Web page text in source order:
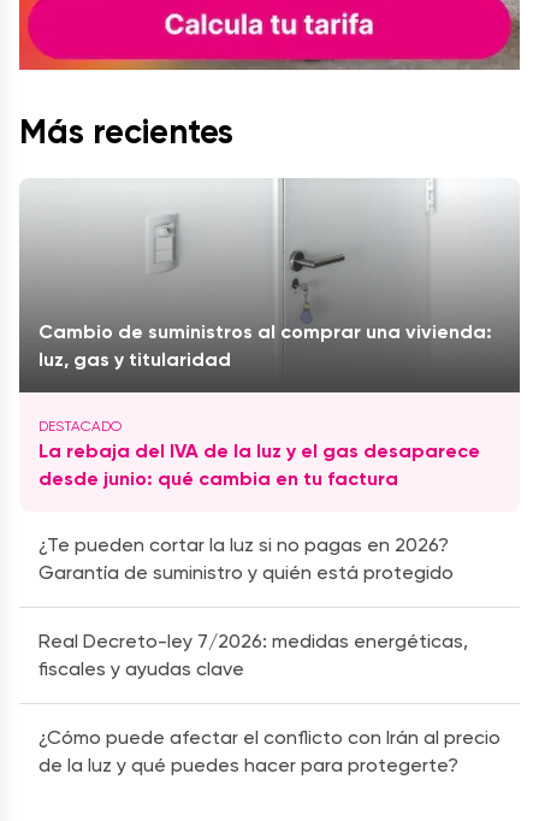
Más recientes
Cambio de suministros al comprar una vivienda:
luz, gas y titularidad
La rebaja del IVA de la luz y el gas desaparece
desde junio: qué cambia en tu factura
¿Te pueden cortar la luz si no pagas en 2026?
Garantía de suministro y quién está protegido
Real Decreto-ley 7/2026: medidas energéticas,
fiscales y ayudas clave
¿Cómo puede afectar el conflicto con Irán al precio
de la luz y qué puedes hacer para protegerte?